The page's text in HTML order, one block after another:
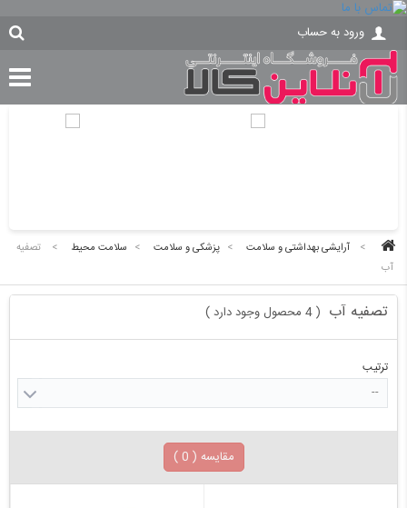
ورود به حساب
> آرایشی بهداشتی و سلامت > پزشکی و سلامت > سلامت محیط >
تصفیه
آب
تصفیه آب (4 محصول وجود دارد )
ترتیب
--
مقایسه ( 0
)